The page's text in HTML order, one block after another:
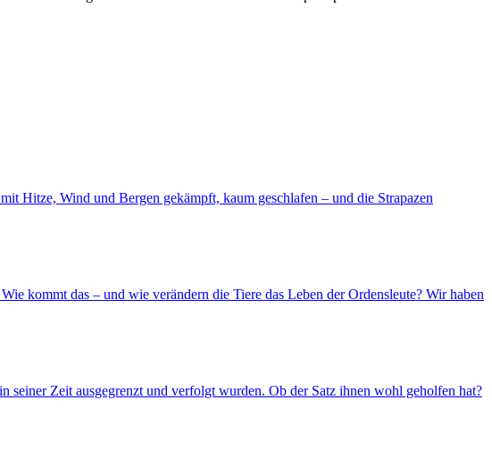
Hitze, Wind und Bergen gekämpft, kaum geschlafen – und die Strapazen
kommt das – und wie verändern die Tiere das Leben der Ordensleute? Wir haben
Zeit ausgegrenzt und verfolgt wurden. Ob der Satz ihnen wohl geholfen hat?